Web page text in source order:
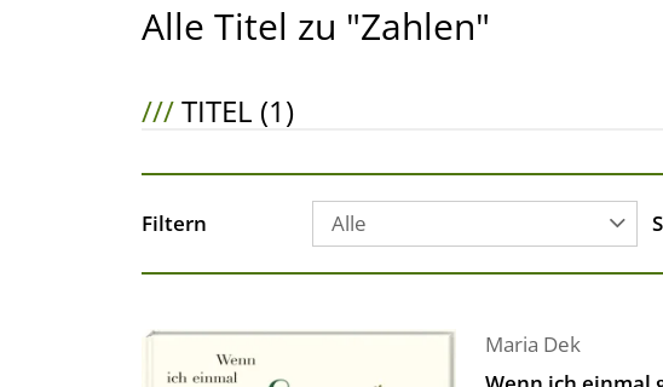
Alle Titel zu "Zahlen"
///TITEL (1)
Filtern Alle
Maria Dek